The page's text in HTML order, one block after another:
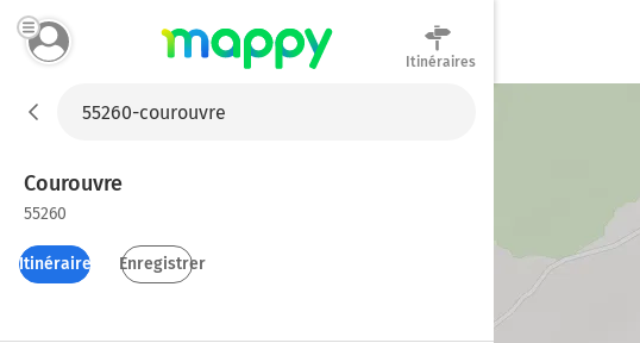
Itinéraires
Courouvre
55260
Itinéraires Enregistrer